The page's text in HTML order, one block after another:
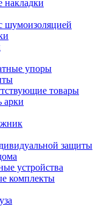
накладки
шумоизоляцией
упоры
товары
арки
защиты
устройства
комплекты